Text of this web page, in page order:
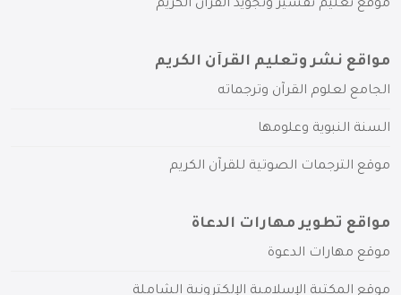
موقع تعليم تفسير وتجويد القرآن الكريم
مواقع نشر وتعليم القرآن الكريم
الجامع لعلوم القرآن وترجماته
السنة النبوية وعلومها
موقع الترجمات الصوتية للقرآن الكريم
مواقع تطوير مهارات الدعاة
موقع مهارات الدعوة
موقع المكتبة الإسلامية الإلكترونية الشاملة